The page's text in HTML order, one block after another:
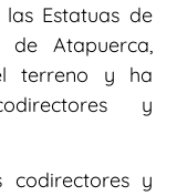
Estatuas de
Atapuerca,
terreno y ha
y
codirectores y